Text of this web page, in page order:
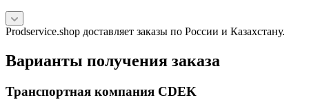
Prodservice.shop доставляет заказы по России и Казахстану.
Варианты получения заказа
Транспортная компания CDEK